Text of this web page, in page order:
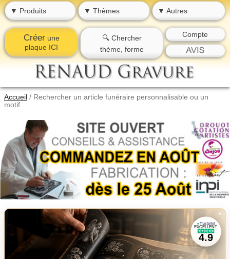
▼ Produits ▼ Thèmes ▼ Autres
Créerune
plaque ICI
🔍 Chercher
thème, forme
Compte
Accueil / Rechercher un article funéraire personnalisable ou un
motif
★
★
★Trustpilot
EXCELLENT
★ ★ ★ ★ ★
4.9